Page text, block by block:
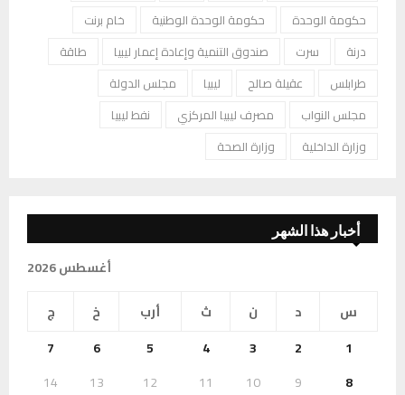
حكومة الوحدة
حكومة الوحدة الوطنية
خام برنت
درنة
سرت صندوق التنمية وإعادة إعمار ليبيا
طاقة
طرابلس
عقيلة صالح ليبيا
مجلس الدولة
مجلس النواب
مصرف ليبيا المركزي
نفط ليبيا
وزارة الداخلية
وزارة الصحة
أخبار هذا الشهر
أغسطس 2026
س
د ن ث أرب خ
ج
1
2
3
4
5
6
7
8
9
10
11
12
13
14